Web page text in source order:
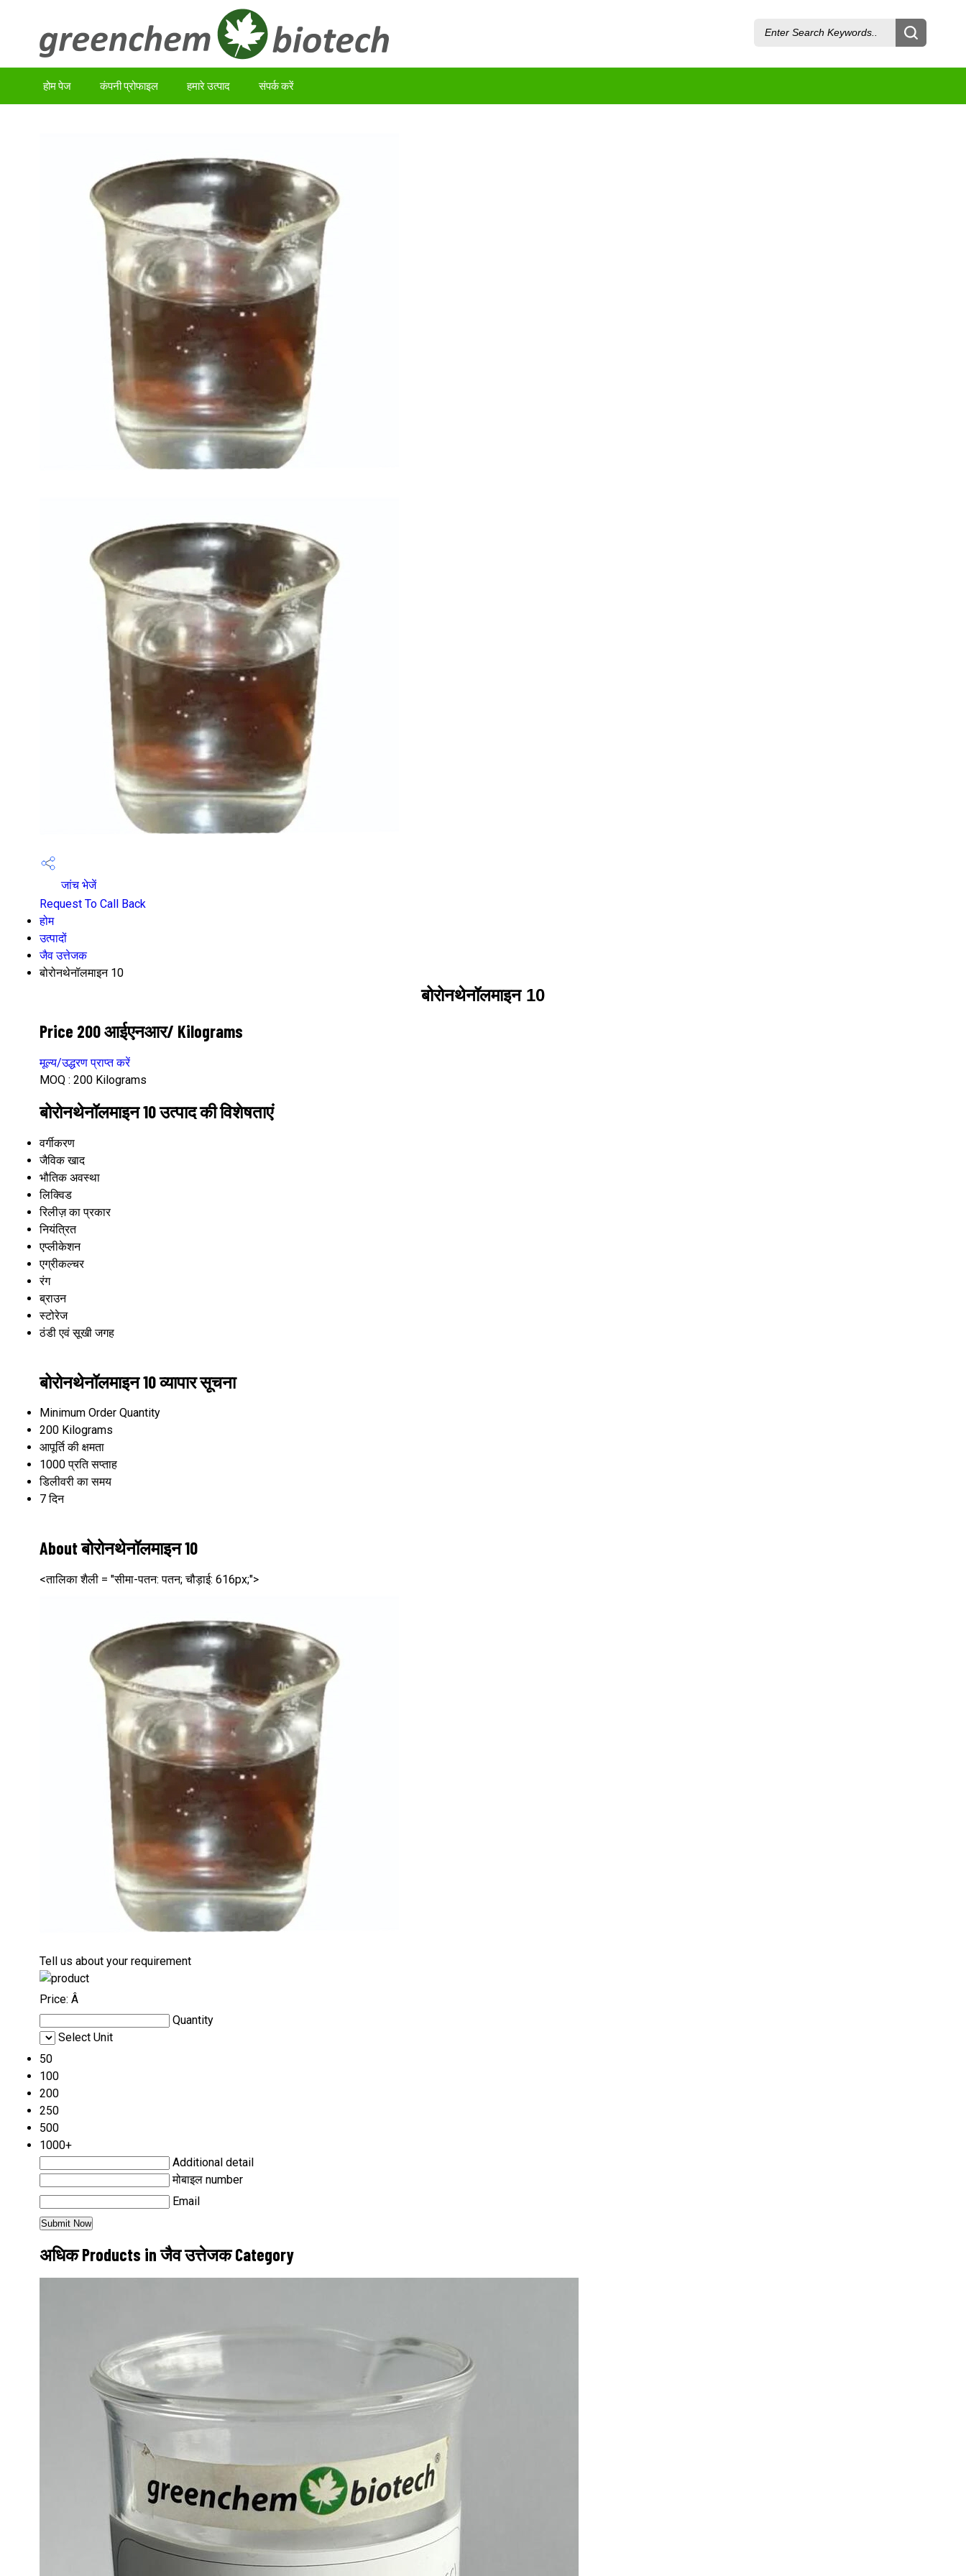
होम पेज कंपनी प्रोफाइल हमारे उत्पाद संपर्क करें
जांच भेजें
Request To Call Back
होम
उत्पादों
जैव उत्तेजक
बोरोनथेनॉलमाइन 10
बोरोनथेनॉलमाइन 10
Price 200 आईएनआर/ Kilograms
मूल्य/उद्धरण प्राप्त करें
MOQ : 200 Kilograms
बोरोनथेनॉलमाइन 10 उत्पाद की विशेषताएं
वर्गीकरण
जैविक खाद
भौतिक अवस्था
लिक्विड
रिलीज़ का प्रकार
नियंत्रित
एप्लीकेशन
एग्रीकल्चर
रंग
ब्राउन
स्टोरेज
ठंडी एवं सूखी जगह
बोरोनथेनॉलमाइन 10 व्यापार सूचना
Minimum Order Quantity
200 Kilograms
आपूर्ति की क्षमता
1000 प्रति सप्ताह
डिलीवरी का समय
7 दिन
About बोरोनथेनॉलमाइन 10
<तालिका शैली = "सीमा-पतन: पतन; चौड़ाई: 616px;">
Tell us about your requirement
Price: Â
Quantity
Select Unit
50
100
200
250
500
1000+
Additional detail
मोबाइल number
Email
अधिक Products in जैव उत्तेजक Category